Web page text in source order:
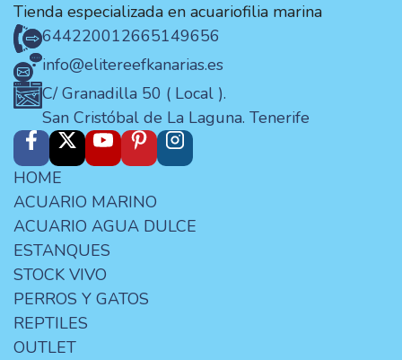
Tienda especializada en acuariofilia marina
644220012665149656
info@elitereefkanarias.es
C/ Granadilla 50 ( Local ).
San Cristóbal de La Laguna. Tenerife
HOME
ACUARIO MARINO
ACUARIO AGUA DULCE
ESTANQUES
STOCK VIVO
PERROS Y GATOS
REPTILES
OUTLET